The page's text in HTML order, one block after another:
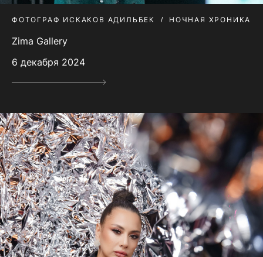
ФОТОГРАФ ИСКАКОВ АДИЛЬБЕК НОЧНАЯ ХРОНИКА
Zima Gallery
6 декабря 2024